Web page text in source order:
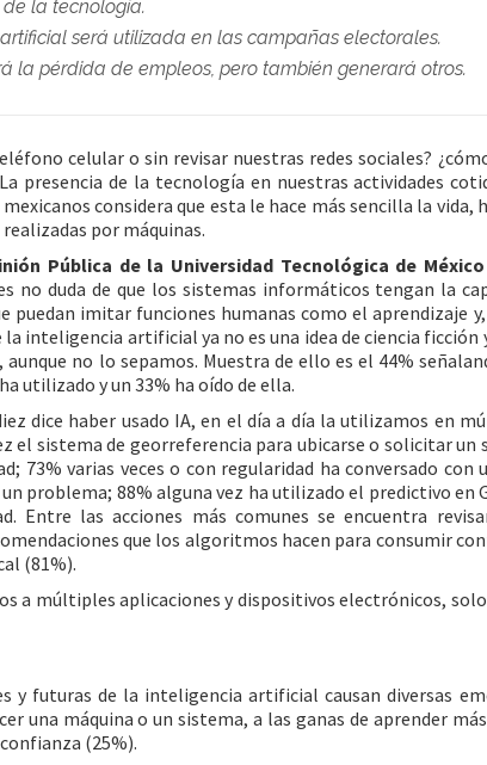
la tecnología.
será utilizada en las campañas electorales.
la pérdida de empleos, pero también generará otros.
celular o sin revisar nuestras redes sociales?
presencia de la tecnología en nuestras actividades
considera que esta le hace más sencilla la vida,
por máquinas.
Pública de la Universidad Tecnológica de México
no duda de que los sistemas informáticos tengan la
puedan imitar funciones humanas como el aprendizaje
inteligencia artificial ya no es una idea de ciencia ficción
no lo sepamos. Muestra de ello es el 44%
utilizado y un 33% ha oído de ella.
dice haber usado IA, en el día a día la utilizamos en
el sistema de georreferencia para ubicarse o solicitar un
73% varias veces o con regularidad ha conversado
problema; 88% alguna vez ha utilizado el predictivo en
Entre las acciones más comunes se encuentra
que los algoritmos hacen para consumir
(81%).
a múltiples aplicaciones y dispositivos electrónicos,
y futuras de la inteligencia artificial causan diversas
una máquina o un sistema, a las ganas de aprender
(25%).